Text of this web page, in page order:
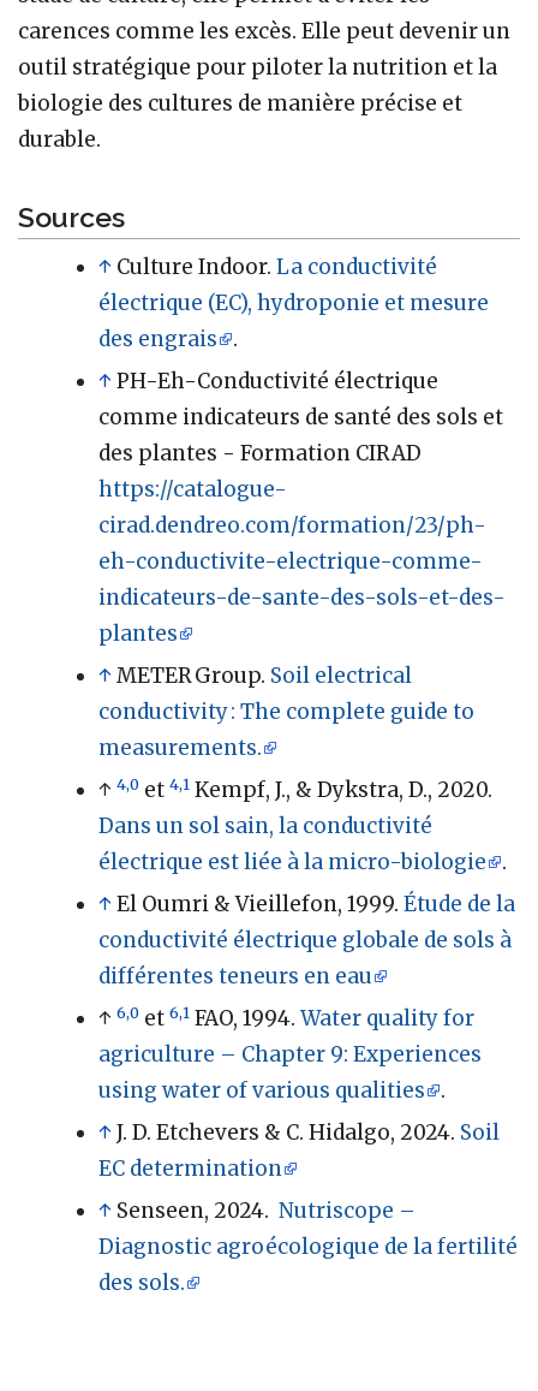
carences comme les excès. Elle peut devenir un
outil stratégique pour piloter la nutrition et la
biologie des cultures de manière précise et
durable.
Sources
↑ Culture Indoor.La conductivité
électrique (EC), hydroponie et mesure
des engrais
.
↑PH-Eh-Conductivité électrique
comme indicateurs de santé des sols et
des plantes - Formation CIRAD
https://catalogue-
cirad.dendreo.com/formation/23/ph-
eh-conductivite-electrique-comme-
indicateurs-de-sante-des-sols-et-des-
plantes
↑METER Group. Soil electrical
conductivity : The complete guide to
measurements.
↑4,0 et4,1 Kempf, J., & Dykstra, D., 2020.
Dans un sol sain, la conductivité
électrique est liée à la micro-biologie
.
↑El Oumri & Vieillefon, 1999.Étude de la
conductivité électrique globale de sols à
différentes teneurs en eau
↑6,0 et6,1 FAO, 1994.Water quality for
agriculture – Chapter 9: Experiences
using water of various qualities
.
↑J. D. Etchevers & C. Hidalgo, 2024. Soil
EC determination
↑ Senseen, 2024.Nutriscope –
Diagnostic agroécologique de la fertilité
des sols.